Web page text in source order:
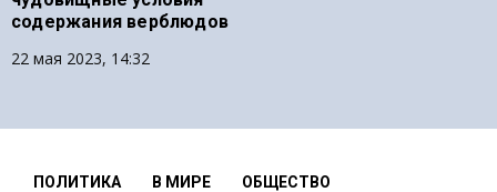
содержания верблюдов
22 мая 2023, 14:32
ПОЛИТИКА В МИРЕ ОБЩЕСТВО